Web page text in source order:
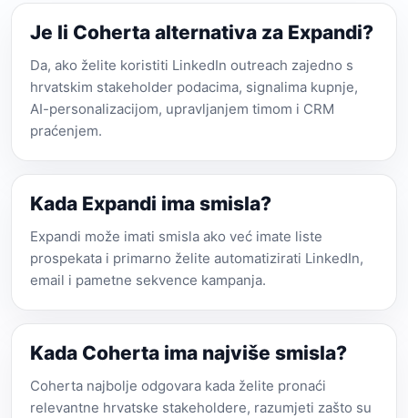
Je li Coherta alternativa za Expandi?
Da, ako želite koristiti LinkedIn outreach zajedno s
hrvatskim stakeholder podacima, signalima kupnje,
AI-personalizacijom, upravljanjem timom i CRM
praćenjem.
Kada Expandi ima smisla?
Expandi može imati smisla ako već imate liste
prospekata i primarno želite automatizirati LinkedIn,
email i pametne sekvence kampanja.
Kada Coherta ima najviše smisla?
Coherta najbolje odgovara kada želite pronaći
relevantne hrvatske stakeholdere, razumjeti zašto su